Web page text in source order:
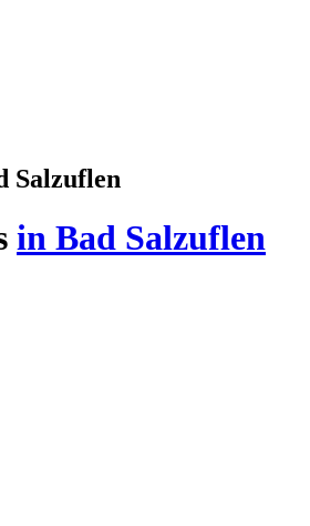
Salzuflen
in Bad Salzuflen